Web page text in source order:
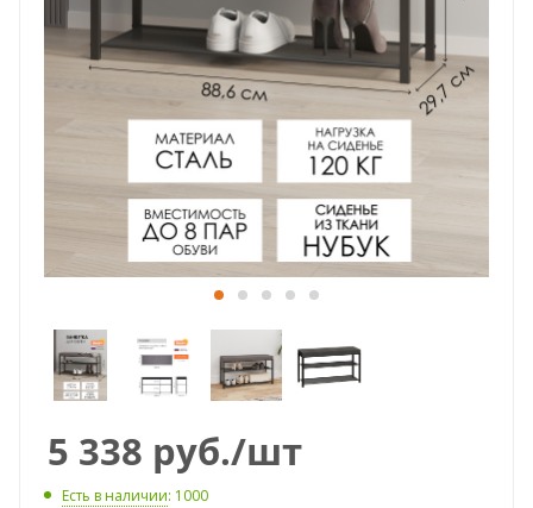
5 338 руб./шт
Есть в наличии: 1000